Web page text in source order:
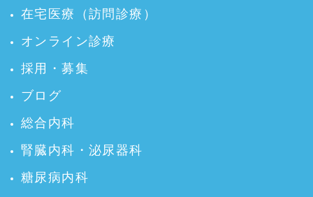
在宅医療（訪問診療）
オンライン診療
採用・募集
ブログ
総合内科
腎臓内科・泌尿器科
糖尿病内科